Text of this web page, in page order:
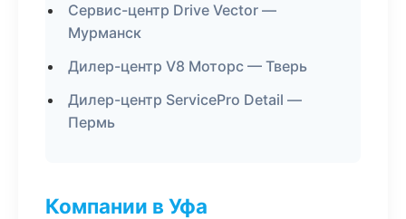
Сервис-центр Drive Vector —
Мурманск
Дилер-центр V8 Моторс — Тверь
Дилер-центр ServicePro Detail —
Пермь
Компании в Уфа